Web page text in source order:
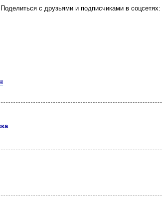
Поделиться с друзьями и подписчиками в соцсетях: